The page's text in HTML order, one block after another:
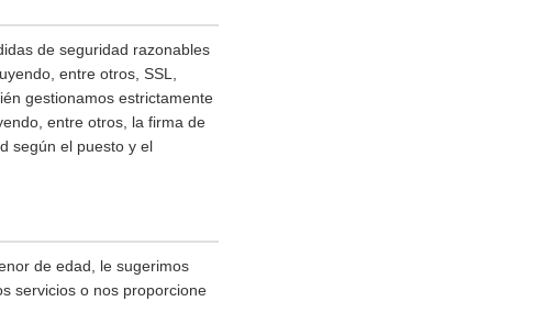
de seguridad razonables
entre otros, SSL,
gestionamos estrictamente
entre otros, la firma de
según el puesto y el
de edad, le sugerimos
servicios o nos proporcione